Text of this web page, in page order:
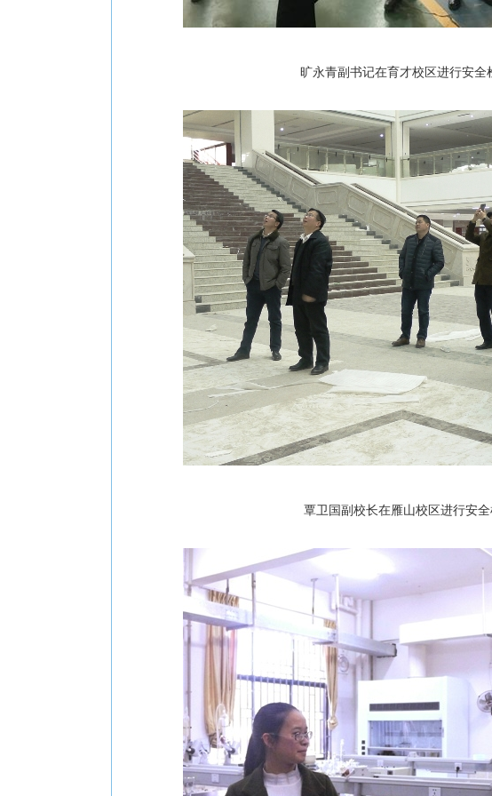
旷永青副书记在育才校区进行安全
覃卫国副校长在雁山校区进行安